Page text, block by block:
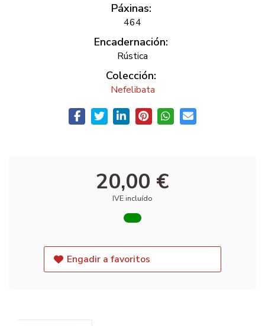
Páxinas:
464
Encadernación:
Rústica
Colección:
Nefelibata
20,00 €
IVE incluído
Engadir a favoritos